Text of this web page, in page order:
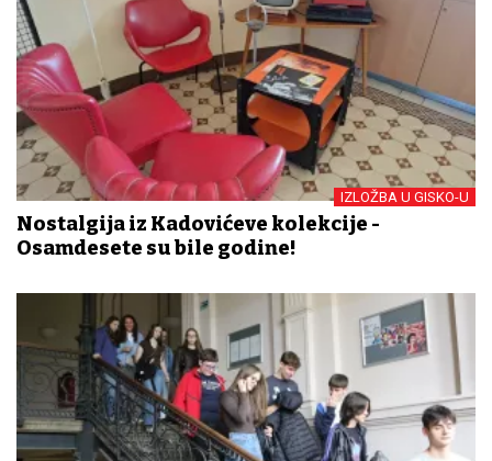
IZLOŽBA U GISKO-U
Nostalgija iz Kadovićeve kolekcije -
Osamdesete su bile godine!